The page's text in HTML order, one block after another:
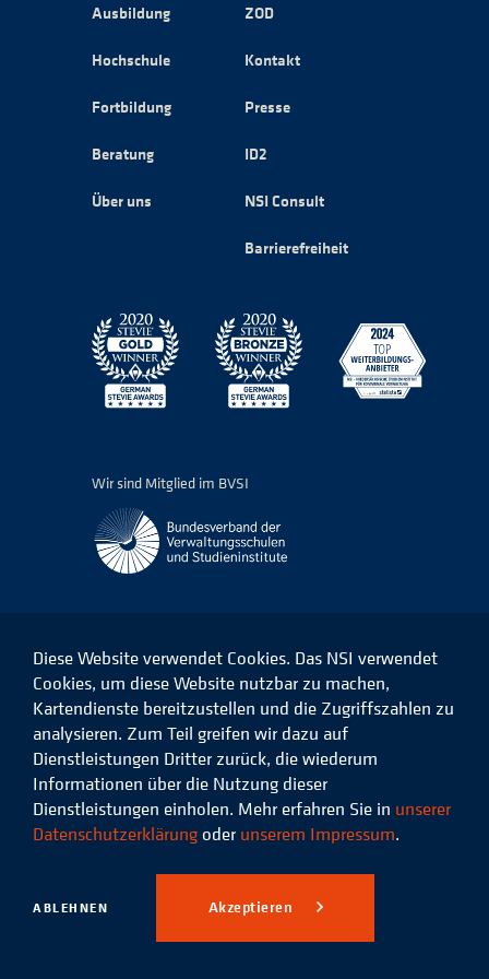
Ausbildung
Hochschule
Fortbildung
Beratung
Über uns
ZOD
Kontakt
Presse
ID2
NSI Consult
Barrierefreiheit
Wir sind Mitglied im BVSI
Das
NSI
Facebook
Das
NSI
auf
LinkedIn
Das
NSI
auf
Instagram
Das
Xing
© 2026 Niedersächsisches
Studieninstitut für kommunale
Verwaltung e.V.
Datenschutz Impressum
Diese Website verwendet Cookies. Das NSI verwendet
Cookies, um diese Website nutzbar zu machen,
Kartendienste bereitzustellen und die Zugriffszahlen zu
analysieren. Zum Teil greifen wir dazu auf
Dienstleistungen Dritter zurück, die wiederum
Informationen über die Nutzung dieser
Dienstleistungen einholen. Mehr erfahren Sie in unserer
Datenschutzerklärung oder unserem Impressum.
ABLEHNEN Akzeptieren